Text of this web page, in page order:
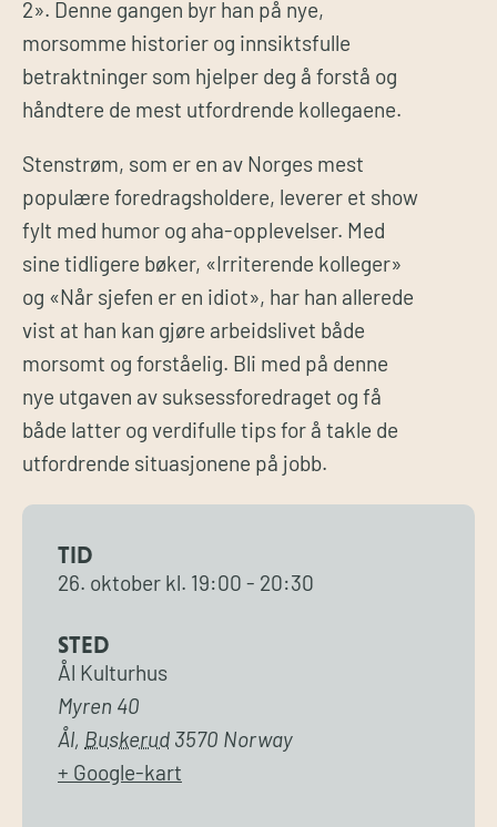
2». Denne gangen byr han på nye,
morsomme historier og innsiktsfulle
betraktninger som hjelper deg å forstå og
håndtere de mest utfordrende kollegaene.
Stenstrøm, som er en av Norges mest
populære foredragsholdere, leverer et show
fylt med humor og aha-opplevelser. Med
sine tidligere bøker, «Irriterende kolleger»
og «Når sjefen er en idiot», har han allerede
vist at han kan gjøre arbeidslivet både
morsomt og forståelig. Bli med på denne
nye utgaven av suksessforedraget og få
både latter og verdifulle tips for å takle de
utfordrende situasjonene på jobb.
TID
26. oktober kl. 19:00 - 20:30
STED
Ål Kulturhus
Myren 40
Ål, Buskerud 3570 Norway
+ Google-kart